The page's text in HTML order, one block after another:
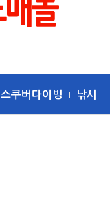
스쿠버다이빙 낚시